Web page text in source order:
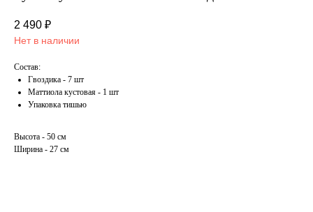
2 490 ₽
Нет в наличии
Состав:
Гвоздика - 7 шт
Маттиола кустовая - 1 шт
Упаковка тишью
Высота - 50 см
Ширина - 27 см